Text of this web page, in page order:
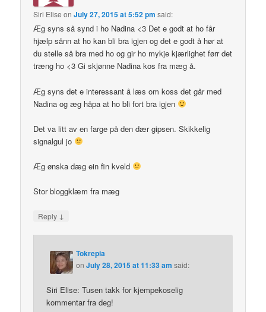
Siri Elise onJuly 27, 2015 at 5:52 pm said:
Æg syns så synd i ho Nadina <3 Det e godt at ho får
hjælp sånn at ho kan bli bra igjen og det e godt å hør at
du stelle så bra med ho og gir ho mykje kjærlighet førr det
træng ho <3 Gi skjønne Nadina kos fra mæg å.
Æg syns det e interessant å læs om koss det går med
Nadina og æg håpa at ho bli fort bra igjen
Det va litt av en farge på den dær gipsen. Skikkelig
signalgul jo
Æg ønska dæg ein fin kveld
Stor bloggklæm fra mæg
Reply ↓
Tokrepia
onJuly 28, 2015 at 11:33 am said:
Siri Elise: Tusen takk for kjempekoselig
kommentar fra deg!